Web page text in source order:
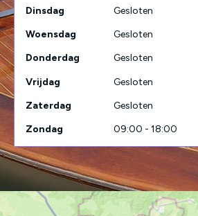
Dinsdag Gesloten
Woensdag Gesloten
Donderdag Gesloten
Vrijdag Gesloten
Zaterdag Gesloten
Zondag 09:00 - 18:00